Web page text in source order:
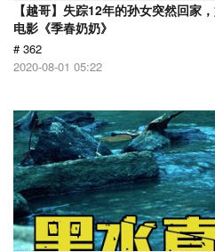
【越哥】失踪12年的孙女突然回家
电影《季春奶奶》
# 362
2020-08-01 05:22